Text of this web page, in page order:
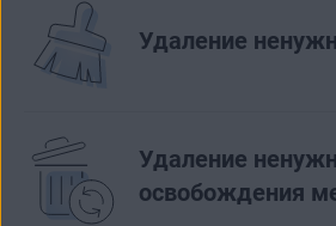
Удаление
Удаление
освобождения